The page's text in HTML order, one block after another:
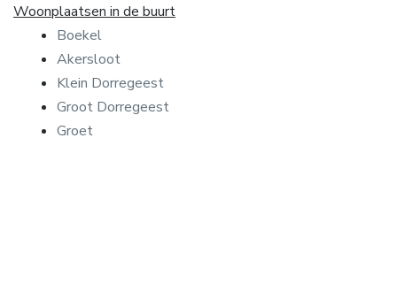
Woonplaatsen in de buurt
Boekel
Akersloot
Klein Dorregeest
Groot Dorregeest
Groet